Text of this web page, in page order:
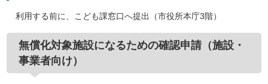
利用する前に、こども課窓口へ提出（市役所本庁3階）
無償化対象施設になるための確認申請（施設・
事業者向け）